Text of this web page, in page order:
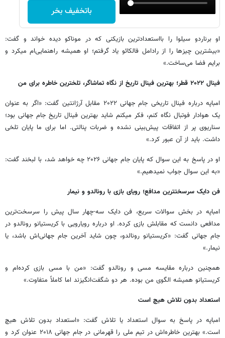
باتخفیف بخر
او برناردو سیلوا را بااستعدادترین بازیکنی که در موناکو دیده خواند و گفت:
«بیشترین چیزها را از رادامل فالکائو یاد گرفتم؛ او همیشه راهنمایی‌ام میکرد و
برایم فضا می‌ساخت.»
فینال ۲۰۲۲ قطر؛ بهترین فینال تاریخ از نگاه تماشاگر، تلخترین خاطره برای من
امباپه درباره فینال تاریخی جام جهانی ۲۰۲۲ مقابل آرژانتین گفت: «اگر به عنوان
یک هوادار فوتبال نگاه کنم، فکر میکنم شاید بهترین فینال تاریخ جام جهانی بود؛
سناریوی پر از اتفاقات پیش‌بینی‌ نشده و ضربات پنالتی. اما برای ما پایان تلخی
داشت. باید از آن عبور کرد.»
او در پاسخ به این سوال که پایان جام جهانی ۲۰۲۶ چه خواهد شد، با لبخند گفت:
«به این سوال جواب نمیدهیم.»
فن دایک سرسختترین مدافع؛ رویای بازی با رونالدو و نیمار
امباپه در بخش سوالات سریع، فن دایک سه-چهار سال پیش را سرسخت‌ترین
مدافعی دانست که مقابلش بازی کرده. او درباره رویارویی با کریستیانو رونالدو در
جام جهانی گفت: «کریستیانو رونالدو، چون شاید آخرین جام جهانی‌اش باشد، یا
نیمار.»
همچنین درباره مقایسه مسی و رونالدو گفت: «من با مسی بازی کرده‌ام و
کریستیانو همیشه الگوی من بوده. هر دو شگفت‌انگیزند اما کاملاً متفاوت.»
استعداد بدون تلاش هیچ است
امباپه در پاسخ به سوال استعداد یا تلاش گفت: «استعداد بدون تلاش هیچ
است.» بهترین خاطره‌اش در تیم ملی را قهرمانی در جام جهانی ۲۰۱۸ عنوان کرد و